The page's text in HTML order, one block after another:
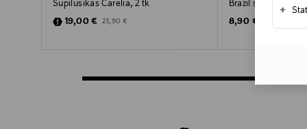
+
Supilusikas Carelia, 2 tk
Discounted Price
19,00 € Original Price
23,90 €
Brazil
Original Price
8,90 €